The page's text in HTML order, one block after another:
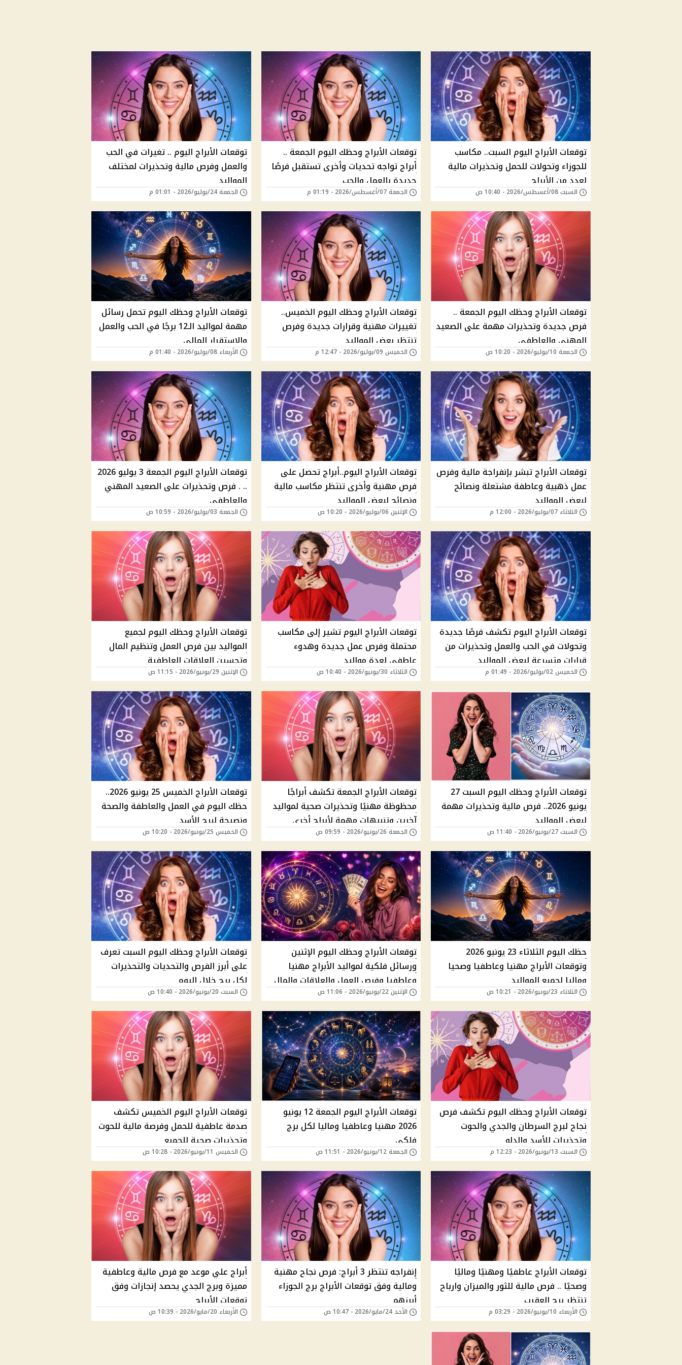
توقعات الأبراج اليوم السبت.. مكاسب
للجوزاء وتحولات للحمل وتحذيرات مالية
لعدد من الأبراج
السبت 08/أغسطس/2026 - 10:40 ص
توقعات الأبراج وحظك اليوم الجمعة ..
أبراج تواجه تحديات وأخرى تستقبل فرصًا
جديدة بالعمل والحب
الجمعة 07/أغسطس/2026 - 01:19 م
توقعات الأبراج اليوم .. تغيرات في الحب
والعمل وفرص مالية وتحذيرات لمختلف
المواليد
الجمعة 24/يوليو/2026 - 01:01 م
توقعات الأبراج وحظك اليوم الجمعة ..
فرص جديدة وتحذيرات مهمة على الصعيد
المهني والعاطفي
الجمعة 10/يوليو/2026 - 10:20 ص
توقعات الأبراج وحظك اليوم الخميس..
تغييرات مهنية وقرارات جديدة وفرص
تنتظر بعض المواليد
الخميس 09/يوليو/2026 - 12:47 م
توقعات الأبراج وحظك اليوم تحمل رسائل
مهمة لمواليد الـ12 برجًا في الحب والعمل
والاستقرار المالي
الأربعاء 08/يوليو/2026 - 01:40 م
توقعات الأبراج تبشر بإنفراجة مالية وفرص
عمل ذهبية وعاطفة مشتعلة ونصائح
لبعض المواليد
الثلاثاء 07/يوليو/2026 - 12:00 م
توقعات الأبراج اليوم..أبراج تحصل على
فرص مهنية وأخرى تنتظر مكاسب مالية
ونصائح لبعض المواليد
الإثنين 06/يوليو/2026 - 10:20 ص
توقعات الأبراج اليوم الجمعة 3 يوليو 2026
.. . فرص وتحذيرات على الصعيد المهني
والعاطفي
الجمعة 03/يوليو/2026 - 10:59 ص
توقعات الأبراج اليوم تكشف فرصًا جديدة
وتحولات في الحب والعمل وتحذيرات من
قرارات متسرعة لبعض المواليد
الخميس 02/يوليو/2026 - 01:49 م
توقعات الأبراج اليوم تشير إلى مكاسب
محتملة وفرص عمل جديدة وهدوء
عاطفي لعدة مواليد
الثلاثاء 30/يونيو/2026 - 10:40 ص
توقعات الأبراج وحظك اليوم لجميع
المواليد بين فرص العمل وتنظيم المال
وتحسين العلاقات العاطفية
الإثنين 29/يونيو/2026 - 11:15 ص
توقعات الأبراج وحظك اليوم السبت 27
يونيو 2026.. فرص مالية وتحذيرات مهمة
لبعض المواليد
السبت 27/يونيو/2026 - 11:40 ص
توقعات الأبراج الجمعة تكشف أبراجًا
محظوظة مهنيًا وتحذيرات صحية لمواليد
آخرين وتنبيهات مهمة لأبراج أخري
الجمعة 26/يونيو/2026 - 09:59 ص
توقعات الأبراج الخميس 25 يونيو 2026..
حظك اليوم في العمل والعاطفة والصحة
ونصيحة لبرج الأسد
الخميس 25/يونيو/2026 - 10:20 ص
حظك اليوم الثلاثاء 23 يونيو 2026
وتوقعات الأبراج مهنيا وعاطفيا وصحيا
وماليا لجميع المواليد
الثلاثاء 23/يونيو/2026 - 10:21 ص
توقعات الأبراج وحظك اليوم الإثنين
ورسائل فلكية لمواليد الأبراج مهنيا
وعاطفيا وفرص العمل والعلاقات والمال
الإثنين 22/يونيو/2026 - 11:06 ص
توقعات الأبراج وحظك اليوم السبت تعرف
على أبرز الفرص والتحديات والتحذيرات
لكل برج خلال اليوم
السبت 20/يونيو/2026 - 10:40 ص
توقعات الأبراج وحظك اليوم تكشف فرص
نجاح لبرج السرطان والجدي والحوت
وتحذيرات للأسد والدلو
السبت 13/يونيو/2026 - 12:23 م
توقعات الأبراج اليوم الجمعة 12 يونيو
2026 مهنيا وعاطفيا وماليا لكل برج
فلكي
الجمعة 12/يونيو/2026 - 11:51 ص
توقعات الأبراج اليوم الخميس تكشف
صدمة عاطفية للحمل وفرصة مالية للحوت
وتحذيرات صحية للجميع
الخميس 11/يونيو/2026 - 10:28 ص
توقعات الأبراج عاطفيًا ومهنيًا وماليًا
وصحيًا .. فرص مالية للثور والميزان وارباح
تنتظر برج العقرب
الأربعاء 10/يونيو/2026 - 03:29 م
إنفراجه تنتظر 3 أبراج: فرص نجاح مهنية
ومالية وفق توقعات الأبراج برج الجوزاء
أبرزهم
الأحد 24/مايو/2026 - 10:47 ص
أبراج علي موعد مع فرص مالية وعاطفية
مميزة وبرج الجدي يحصد إنجازات وفق
توقعات الأبراج
الأربعاء 20/مايو/2026 - 10:39 ص